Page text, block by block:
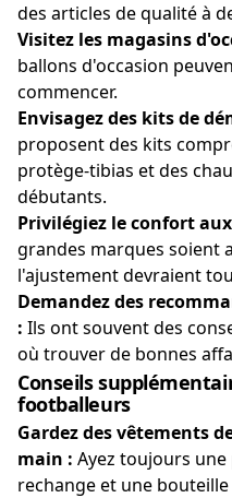
des articles de qualité à
Visitez les magasins
ballons d'occasion
commencer.
Envisagez des kits de
proposent des kits
protège-tibias et des
débutants.
Privilégiez le confort
grandes marques soient
l'ajustement devraient
Demandez des
: Ils ont souvent des
où trouver de bonnes
Conseils
footballeurs
Gardez des vêtements
main : Ayez toujours
rechange et une